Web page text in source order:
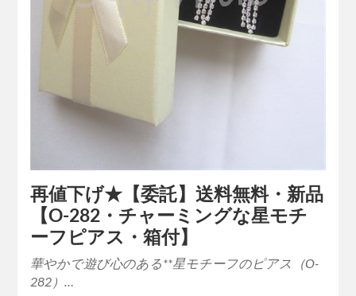
再値下げ★【委託】送料無料・新品
【O-282・チャーミングな星モチ
ーフピアス・箱付】
華やかで遊び心のある**星モチーフのピアス（O-
282）…